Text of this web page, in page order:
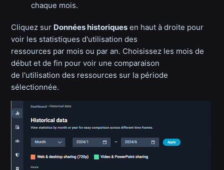
chaque mois.
Cliquez sur Données historiques en haut à droite pour
voir les statistiques d'utilisation des
ressources par mois ou par an. Choisissez les mois de
début et de fin pour voir une comparaison
de l'utilisation des ressources sur la période
sélectionnée.